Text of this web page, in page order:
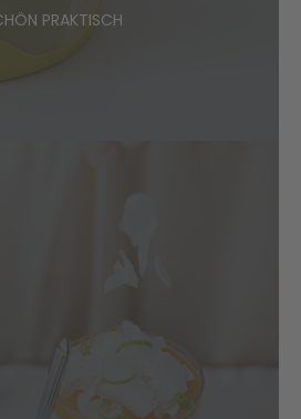
PRAKTISCH